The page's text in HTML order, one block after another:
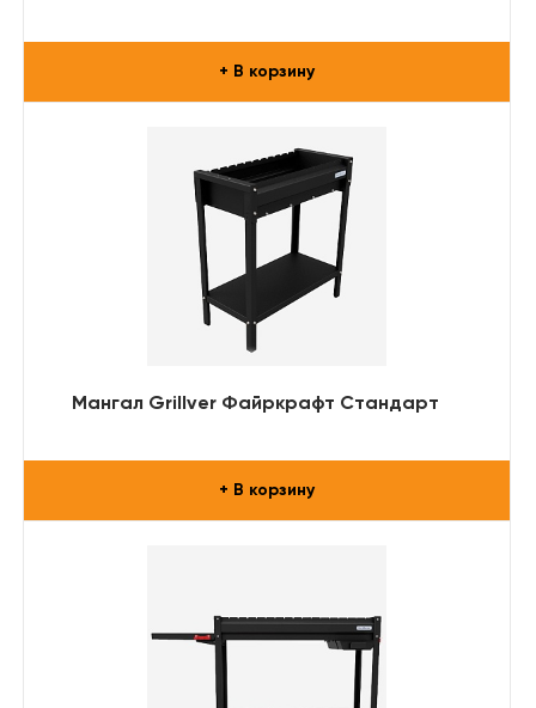
+ В корзину
Мангал Grillver Файркрафт Стандарт
+ В корзину